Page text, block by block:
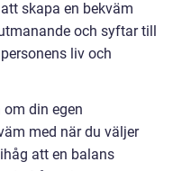
skapa en bekväm
och syftar till
liv och
din egen
med när du väljer
att en balans